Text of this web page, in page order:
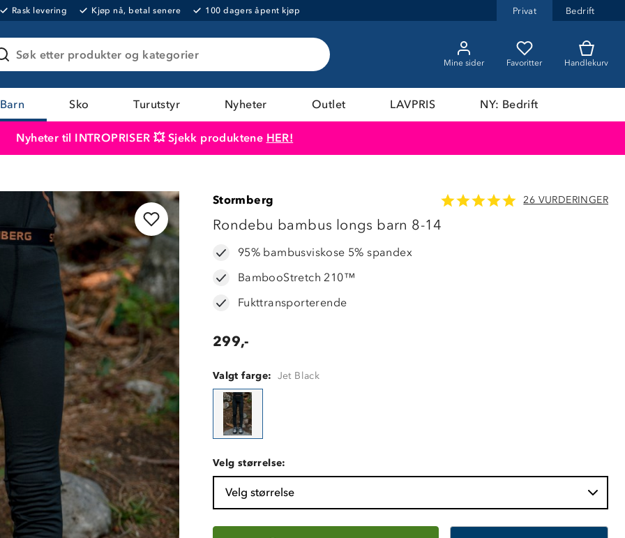
Rask levering Kjøp nå, betal senere 100 dagers åpent kjøp Privat Bedrift
Søk etter produkter og kategorier
Mine sider Favoritter Handlekurv
Barn Sko Turutstyr Nyheter Outlet LAVPRIS NY: Bedrift
Nyheter til INTROPRISER 💥 Sjekk produktene HER!
Stormberg 26 VURDERINGER
Rondebu bambus longs barn 8-14
95% bambusviskose 5% spandex
BambooStretch 210™
Fukttransporterende
299,-
Valgt farge: Jet Black
Velg størrelse:
Velg størrelse